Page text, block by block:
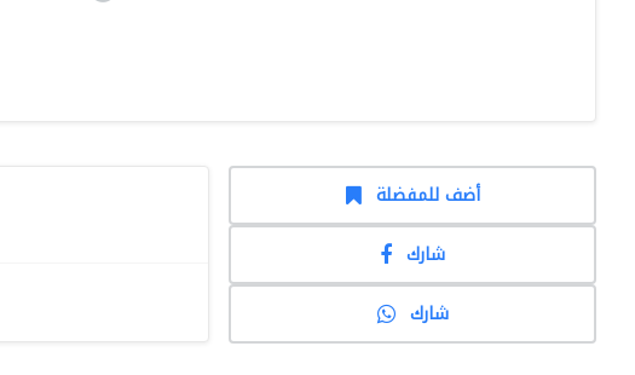
أضف للمفضلة
شارك
شارك